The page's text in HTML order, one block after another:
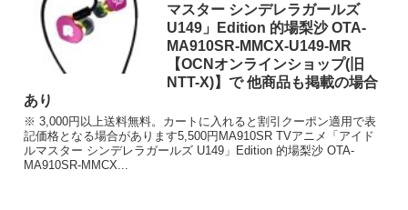
マスター シンデレラガールズ
U149」Edition 的場梨沙 OTA-
MA910SR-MMCX-U149-MR
【OCNオンラインショップ(旧
NTT-X)】で 他商品も掲載の場合
あり
※ 3,000円以上送料無料。カートに入れると割引クーポン適用で表
記価格となる場合があります5,500円MA910SR TVアニメ「アイド
ルマスター シンデレラガールズ U149」Edition 的場梨沙 OTA-
MA910SR-MMCX...